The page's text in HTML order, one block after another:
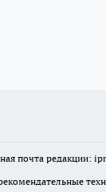
почта редакции: